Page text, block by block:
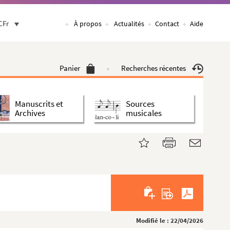
À propos Actualités Contact Aide
Panier Recherches récentes
Manuscrits et
Archives
Sources
musicales
Modifié le : 22/04/2026